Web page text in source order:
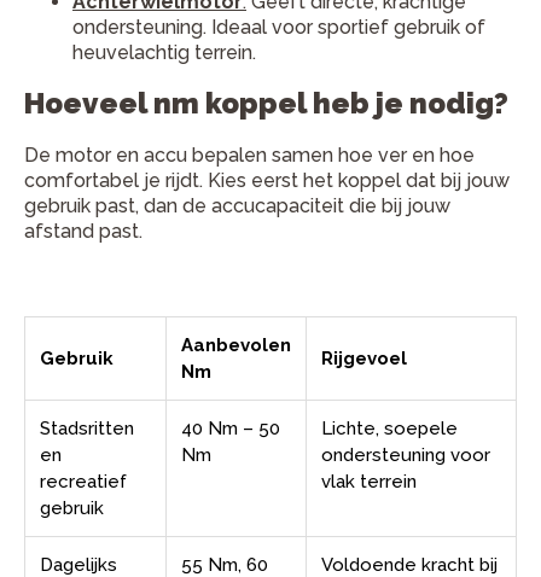
ondersteuning. Ideaal voor sportief gebruik of
heuvelachtig terrein.
Hoeveel nm koppel heb je nodig?
De motor en accu bepalen samen hoe ver en hoe
comfortabel je rijdt. Kies eerst het koppel dat bij jouw
gebruik past, dan de accucapaciteit die bij jouw
afstand past.
Gebruik
Aanbevolen
Nm
Rijgevoel
Stadsritten
en
recreatief
gebruik
40 Nm – 50
Nm
Lichte, soepele
ondersteuning voor
vlak terrein
Dagelijks
55 Nm, 60
Voldoende kracht bij